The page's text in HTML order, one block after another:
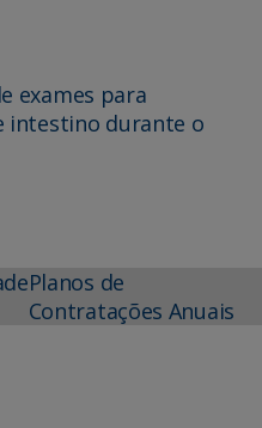
exames para
intestino durante o
Planos de
Contratações Anuais